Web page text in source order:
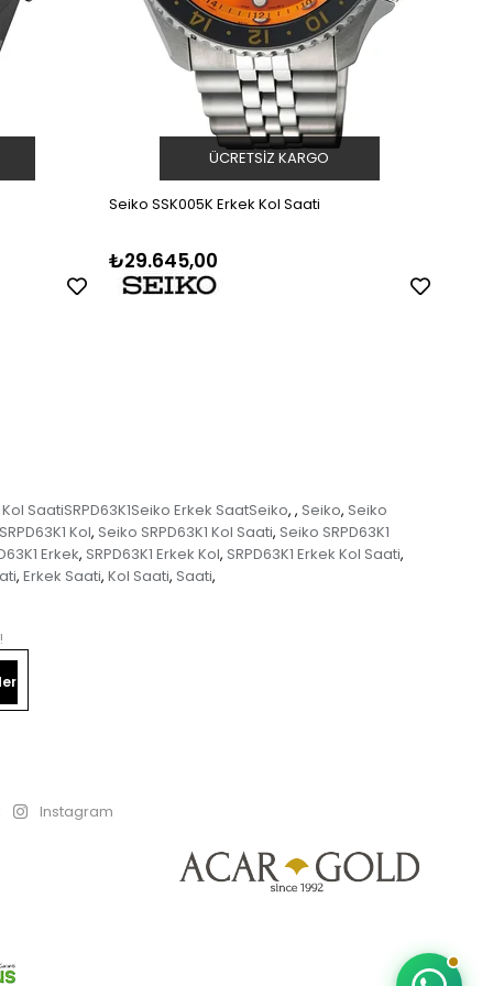
Seiko SSK005K Erkek Kol Saati
₺29.645,00
ÜCRETSIZ KARGO
SaatiSRPD63K1Seiko Erkek SaatSeiko, , Seiko, Seiko
Kol, Seiko SRPD63K1 Kol Saati, Seiko SRPD63K1
Erkek, SRPD63K1 Erkek Kol, SRPD63K1 Erkek Kol Saati,
, Erkek Saati, Kol Saati, Saati,
Instagram